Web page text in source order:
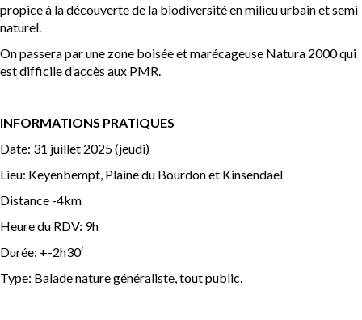
propice à la découverte de la biodiversité en milieu urbain et semi
naturel.
On passera par une zone boisée et marécageuse Natura 2000 qui
est difficile d’accès aux PMR.
INFORMATIONS PRATIQUES
Date: 31 juillet 2025 (jeudi)
Lieu: Keyenbempt, Plaine du Bourdon et Kinsendael
Distance -4km
Heure du RDV: 9h
Durée: +-2h30′
Type: Balade nature généraliste, tout public.